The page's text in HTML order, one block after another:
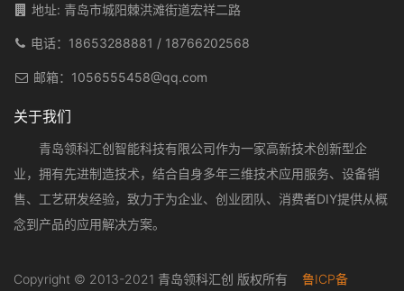
地址: 青岛市城阳棘洪滩街道宏祥二路
电话： 18653288881 / 18766202568
邮箱： 1056555458@qq.com
关于我们
青岛领科汇创智能科技有限公司作为一家高新技术创新型企
业，拥有先进制造技术，结合自身多年三维技术应用服务、设备销
售、工艺研发经验，致力于为企业、创业团队、消费者DIY提供从概
念到产品的应用解决方案。
Copyright © 2013-2021 青岛领科汇创 版权所有 鲁ICP备